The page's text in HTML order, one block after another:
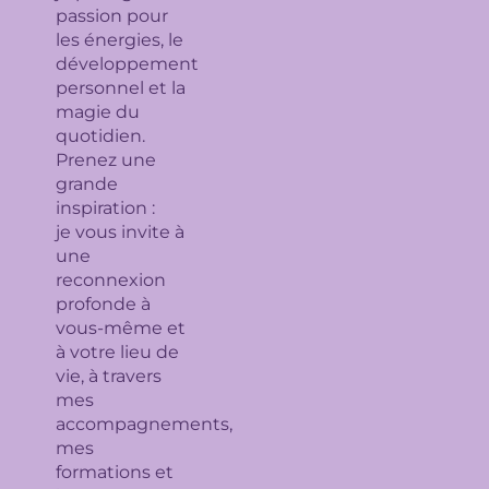
passion pour
les énergies, le
développement
personnel et la
magie du
quotidien.
Prenez une
grande
inspiration :
je vous invite à
une
reconnexion
profonde à
vous-même et
à votre lieu de
vie, à travers
mes
accompagnements,
mes
formations et